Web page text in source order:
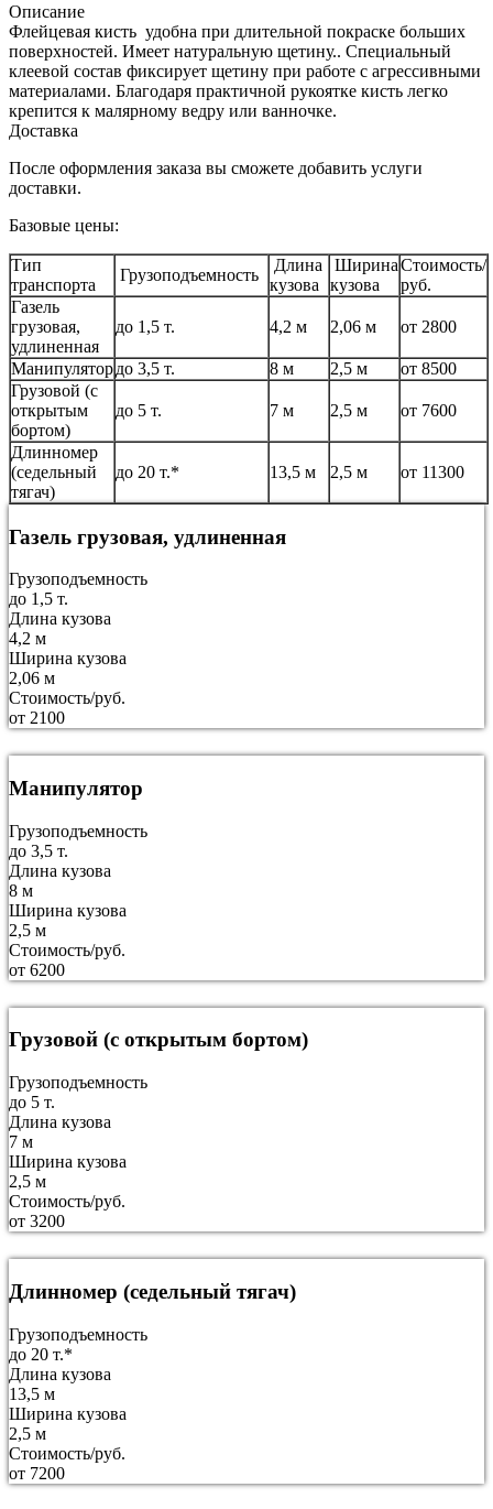
Описание
Флейцевая кисть удобна при длительной покраске больших
поверхностей. Имеет натуральную щетину.. Специальный
клеевой состав фиксирует щетину при работе с агрессивными
материалами. Благодаря практичной рукоятке кисть легко
крепится к малярному ведру или ванночке.
Доставка
После оформления заказа вы сможете добавить услуги
доставки.
Базовые цены:
Тип
транспорта
Грузоподъемность
Длина
кузова
Ширина
кузова
Стоимость/
руб.
Газель
грузовая,
удлиненная
до 1,5 т. 4,2 м 2,06 м от 2800
Манипулятордо 3,5 т. 8 м 2,5 м
от 8500
Грузовой (с
открытым
бортом)
до 5 т. 7 м 2,5 м от 7600
Длинномер
(седельный
тягач)
до 20 т.* 13,5 м 2,5 м от 11300
Газель грузовая, удлиненная
Грузоподъемность
до 1,5 т.
Длина кузова
4,2 м
Ширина кузова
2,06 м
Стоимость/руб.
от 2100
Манипулятор
Грузоподъемность
до 3,5 т.
Длина кузова
8 м
Ширина кузова
2,5 м
Стоимость/руб.
от 6200
Грузовой (с открытым бортом)
Грузоподъемность
до 5 т.
Длина кузова
7 м
Ширина кузова
2,5 м
Стоимость/руб.
от 3200
Длинномер (седельный тягач)
Грузоподъемность
до 20 т.*
Длина кузова
13,5 м
Ширина кузова
2,5 м
Стоимость/руб.
от 7200